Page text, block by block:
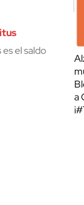
el saldo
a